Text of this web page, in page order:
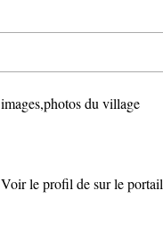
images,photos du village
Voir le profil desur le portail